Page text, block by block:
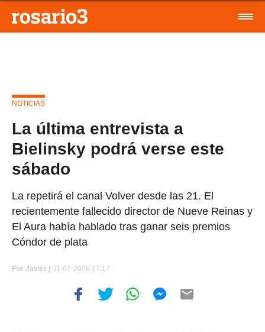
NOTICIAS
La última entrevista a
Bielinsky podrá verse este
sábado
La repetirá el canal Volver desde las 21. El
recientemente fallecido director de Nueve Reinas y
El Aura había hablado tras ganar seis premios
Cóndor de plata
Por Javier | 01-07-2006 17:17